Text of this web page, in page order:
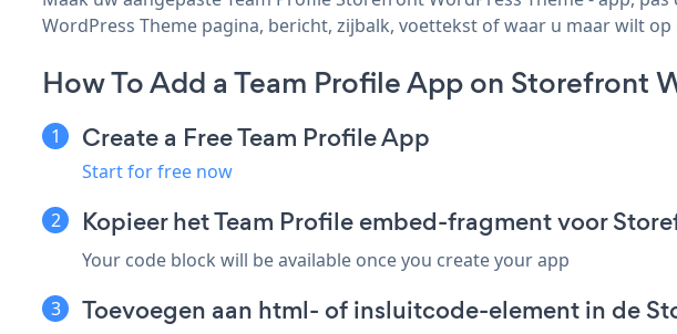
WordPress Theme pagina, bericht, zijbalk, voettekst of waar u maar wilt op
How To Add a Team Profile App on Storefront
Create a Free Team Profile App
Start for free now
Kopieer het Team Profile embed-fragment voor
Your code block will be available once you create your app
Toevoegen aan html- of insluitcode-element in de